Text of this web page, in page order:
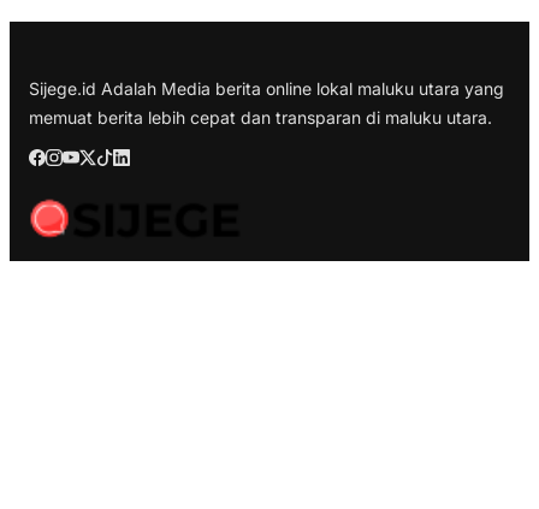
Sijege.id Adalah Media berita online lokal maluku utara yang
memuat berita lebih cepat dan transparan di maluku utara.